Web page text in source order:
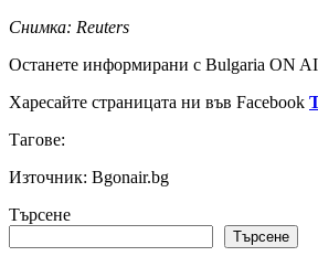
Снимка: Reuters
Останете информирани с Bulgaria ON
Харесайте страницата ни във Facebook
Тагове:
Източник: Bgonair.bg
Търсене
Търсене